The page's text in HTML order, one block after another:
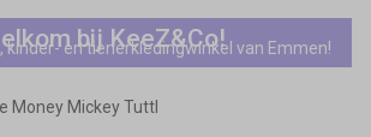
bij KeeZ&Co!
kinder- en tienerkledingwinkel van Emmen!
Money Mickey Tuttl